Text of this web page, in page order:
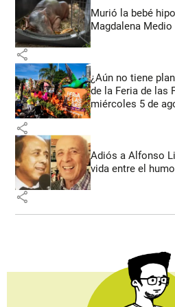
Murió la bebé
Magdalena Medio
share
¿Aún no tiene
de la Feria de las
miércoles 5 de
share
Adiós a Alfonso
vida entre el
share